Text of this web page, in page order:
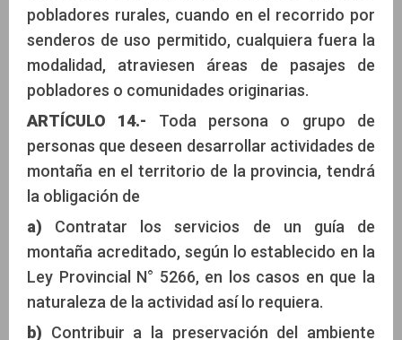
pobladores rurales, cuando en el recorrido por
senderos de uso permitido, cualquiera fuera la
modalidad, atraviesen áreas de pasajes de
pobladores o comunidades originarias.
ARTÍCULO 14.- Toda persona o grupo de
personas que deseen desarrollar actividades de
montaña en el territorio de la provincia, tendrá
la obligación de
a) Contratar los servicios de un guía de
montaña acreditado, según lo establecido en la
Ley Provincial N° 5266, en los casos en que la
naturaleza de la actividad así lo requiera.
b) Contribuir a la preservación del ambiente